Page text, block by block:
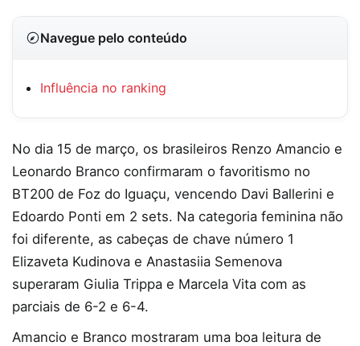
Navegue pelo conteúdo
Influência no ranking
No dia 15 de março, os brasileiros Renzo Amancio e
Leonardo Branco confirmaram o favoritismo no
BT200 de Foz do Iguaçu, vencendo Davi Ballerini e
Edoardo Ponti em 2 sets. Na categoria feminina não
foi diferente, as cabeças de chave número 1
Elizaveta Kudinova e Anastasiia Semenova
superaram Giulia Trippa e Marcela Vita com as
parciais de 6-2 e 6-4.
Amancio e Branco mostraram uma boa leitura de